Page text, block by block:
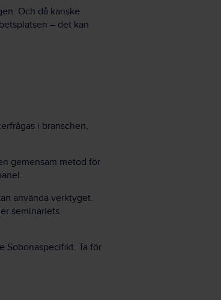
Och då kanske
– det kan
i branschen,
gemensam metod för
använda verktyget.
seminariets
Sobonaspecifikt. Ta för